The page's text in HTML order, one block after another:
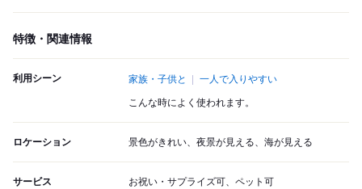
特徴・関連情報
利用シーン 家族・子供と 一人で入りやすい
こんな時によく使われます。
ロケーション 景色がきれい、夜景が見える、海が見える
サービス お祝い・サプライズ可、ペット可